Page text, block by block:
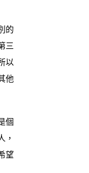
的
三
以
他
個
，
望